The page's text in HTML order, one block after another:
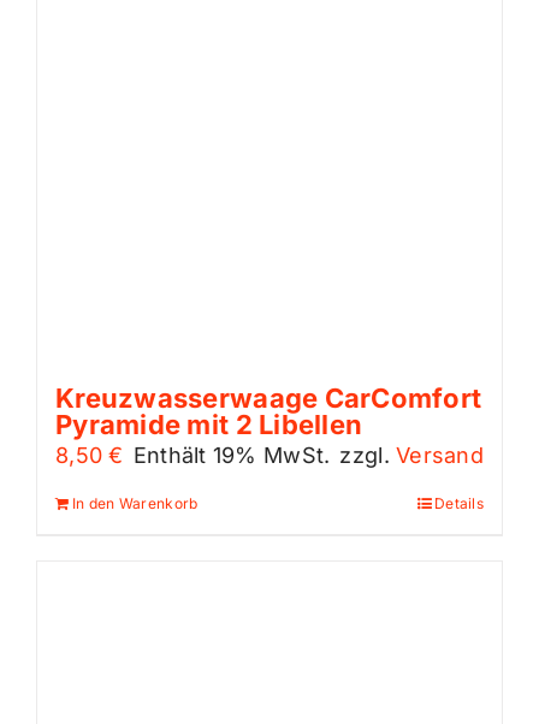
Kreuzwasserwaage CarComfort
Pyramide mit 2 Libellen
8,50€ Enthält 19% MwSt. zzgl.Versand
In den Warenkorb Details